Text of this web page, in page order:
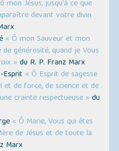
mon Jésus, jusqu'à ce que
devant votre divin
« Ô mon Sauveur et mon
générosité, quand je Vous
» du R. P. Franz Marx
Esprit « Ô Esprit de sagesse
et de force, de science et de
crainte respectueuse » du
« Ô Marie, Vous qui êtes
de Jésus et de toute la
Marx